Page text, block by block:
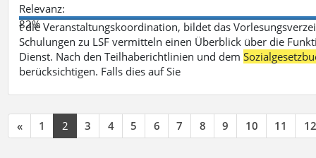
Relevanz:
82%
t die Veranstaltungskoordination, bildet das
Schulungen zu LSF vermitteln einen Überblick über die
Dienst. Nach den Teilhaberichtlinien und dem
berücksichtigen. Falls dies auf Sie
« 1 2 3 4 5 6 7 8 9 10 11 12